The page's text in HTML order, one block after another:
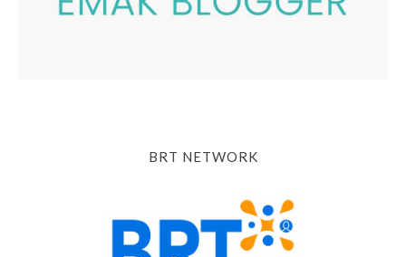
BRT NETWORK